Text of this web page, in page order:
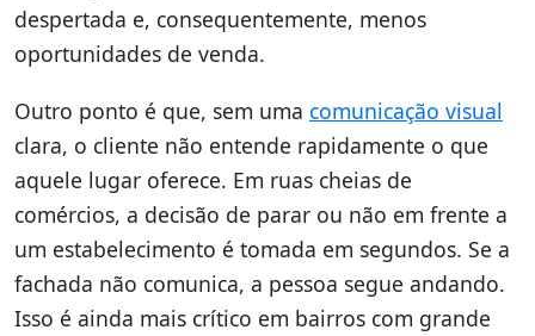
despertada e, consequentemente, menos
oportunidades de venda.
Outro ponto é que, sem uma comunicação visual
clara, o cliente não entende rapidamente o que
aquele lugar oferece. Em ruas cheias de
comércios, a decisão de parar ou não em frente a
um estabelecimento é tomada em segundos. Se a
fachada não comunica, a pessoa segue andando.
Isso é ainda mais crítico em bairros com grande